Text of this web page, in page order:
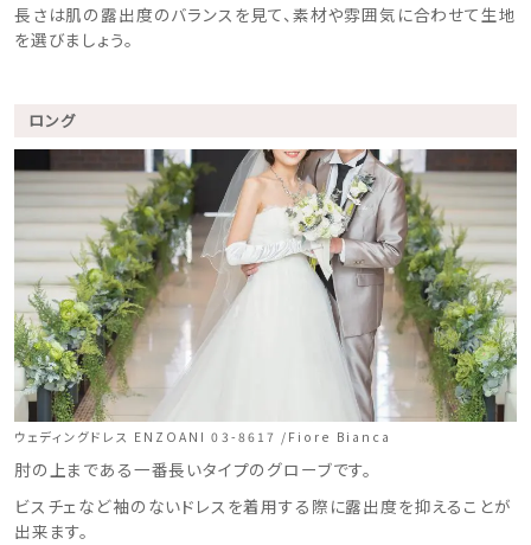
長さは肌の露出度のバランスを見て、素材や雰囲気に合わせて生地
を選びましょう。
ロング
ウェディングドレス ENZOANI 03-8617 /Fiore Bianca
肘の上まである一番長いタイプのグローブです。
ビスチェなど袖のないドレスを着用する際に露出度を抑えることが
出来ます。